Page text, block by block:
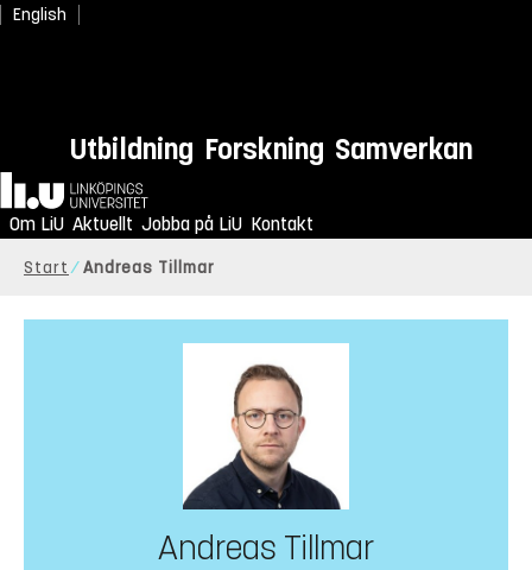
English
Utbildning Forskning Samverkan
Hem
Om LiU Aktuellt Jobba på LiU Kontakt
Start Andreas Tillmar
Andreas Tillmar